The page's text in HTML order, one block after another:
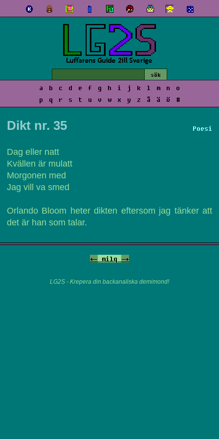
a b c d e f g h i j k l m n
o
p
q r s t u v w x y z å ä ö #
Poesi
Dikt nr. 35
Dag eller natt
Kvällen är mulatt
Morgonen med
Jag vill va smed
Orlando Bloom heter dikten eftersom jag tänker att
det är han som talar.
<- milq ->
LG2S - Krepera din backanaliska demimond!